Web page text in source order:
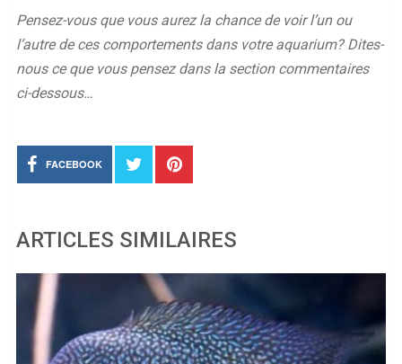
Pensez-vous que vous aurez la chance de voir l’un ou
l’autre de ces comportements dans votre aquarium? Dites-
nous ce que vous pensez dans la section commentaires
ci-dessous…
FACEBOOK
ARTICLES SIMILAIRES